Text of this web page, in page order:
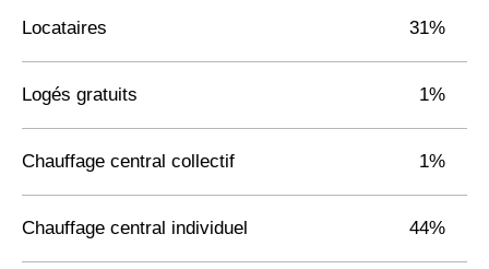
Locataires 31%
Logés gratuits 1%
Chauffage central collectif 1%
Chauffage central individuel 44%